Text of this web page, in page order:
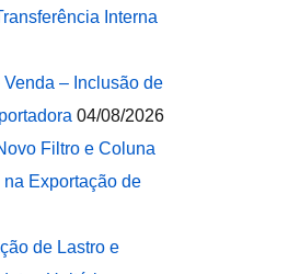
Interna
– Inclusão de
04/08/2026
Filtro e Coluna
Exportação de
de Lastro e